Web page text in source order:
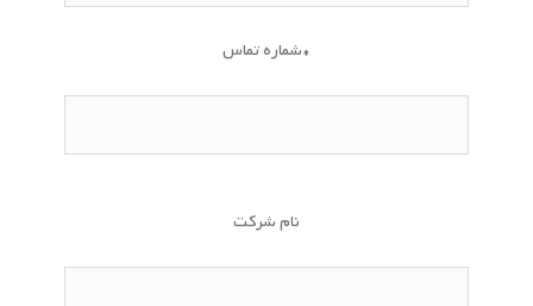
شماره تماس*
نام شرکت